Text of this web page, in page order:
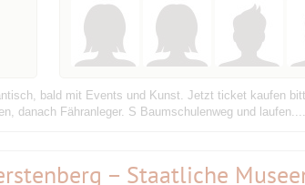
bald mit Events und Kunst. Jetzt ticket kaufen
danach Fähranleger. S Baumschulenweg und
– Staatliche